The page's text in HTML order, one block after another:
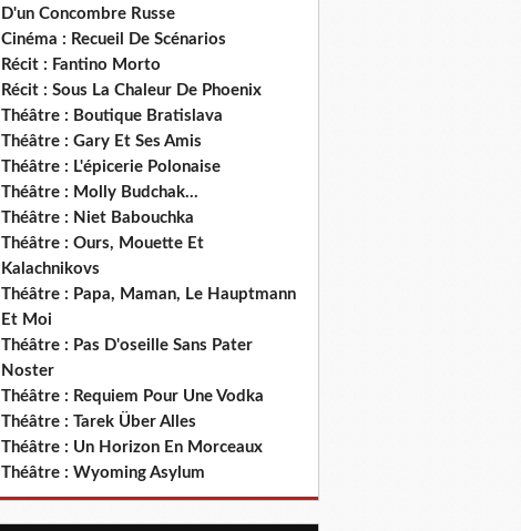
D'un Concombre Russe
Cinéma : Recueil De Scénarios
Récit : Fantino Morto
Récit : Sous La Chaleur De Phoenix
Théâtre : Boutique Bratislava
Théâtre : Gary Et Ses Amis
Théâtre : L'épicerie Polonaise
Théâtre : Molly Budchak...
Théâtre : Niet Babouchka
Théâtre : Ours, Mouette Et
Kalachnikovs
Théâtre : Papa, Maman, Le Hauptmann
Et Moi
Théâtre : Pas D'oseille Sans Pater
Noster
Théâtre : Requiem Pour Une Vodka
Théâtre : Tarek Über Alles
Théâtre : Un Horizon En Morceaux
Théâtre : Wyoming Asylum